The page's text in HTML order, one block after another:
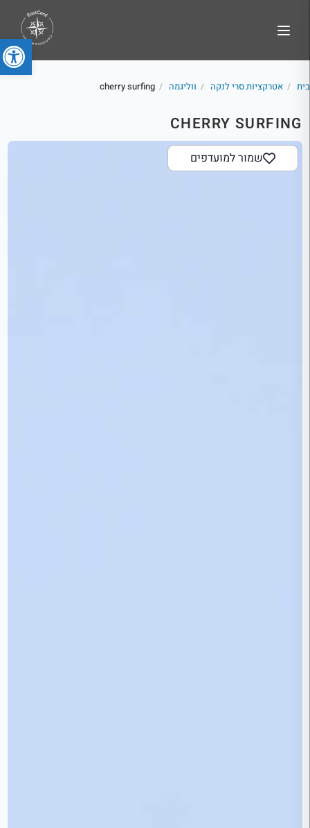
פתח
בית / אטרקציות סרי לנקה / ווליגמה /
cherry surfing
CHERRY SURFING
שמור למועדפים